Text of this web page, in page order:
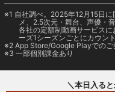
1 自社調べ。2025年12月15日
メ、2.5次元・舞台、声優・
各社の定額制動画サービス
ーズ1シーズンごとにカウント
2 App Store/Google Playでの
3 一部個別課金あり
＼本日入る